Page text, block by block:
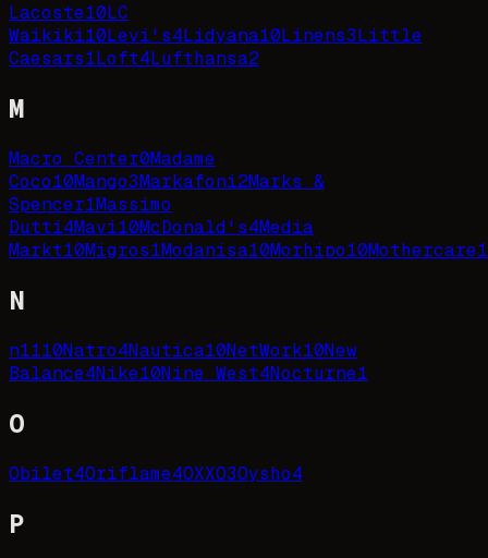
Lacoste10LC
Waikiki10Levi's4Lidyana10Linens3Little
Caesars1Loft4Lufthansa2
M
Macro Center0Madame
Coco10Mango3Markafoni2Marks &
Spencer1Massimo
Dutti4Mavi10McDonald's4Media
Markt10Migros1Modanisa10Morhipo10Mothercare1
N
n1110Natro4Nautica10NetWork10New
Balance4Nike10Nine West4Nocturne1
O
Obilet4Oriflame4OXXO3Oysho4
P